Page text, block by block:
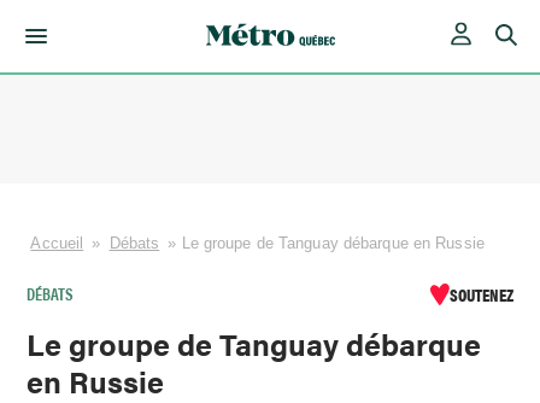
Accueil » Débats » Le groupe de Tanguay débarque en Russie
DÉBATS SOUTENEZ
Le groupe de Tanguay débarque
en Russie